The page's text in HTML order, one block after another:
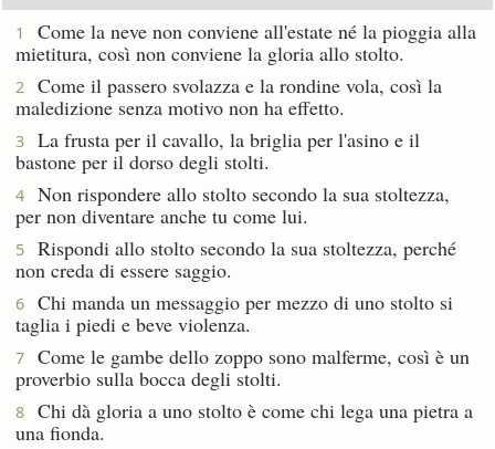
1
Come la neve non conviene all'estate né la pioggia alla
mietitura, così non conviene la gloria allo stolto.
2
Come il passero svolazza e la rondine vola, così la
maledizione senza motivo non ha effetto.
3
La frusta per il cavallo, la briglia per l'asino e il
bastone per il dorso degli stolti.
4
Non rispondere allo stolto secondo la sua stoltezza,
per non diventare anche tu come lui.
5
Rispondi allo stolto secondo la sua stoltezza, perché
non creda di essere saggio.
6
Chi manda un messaggio per mezzo di uno stolto si
taglia i piedi e beve violenza.
7
Come le gambe dello zoppo sono malferme, così è un
proverbio sulla bocca degli stolti.
8
Chi dà gloria a uno stolto è come chi lega una pietra a
una fionda.